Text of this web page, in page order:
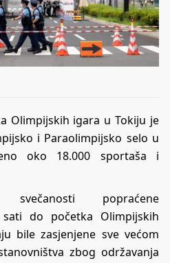
Olimpijskih igara u Tokiju je
i Paraolimpijsko selo u
oko 18.000 sportaša i
svečanosti popraćene
do početka Olimpijskih
bile zasjenjene sve većom
zbog održavanja